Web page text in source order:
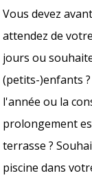
Vous devez
attendez de
jours ou
(petits-)enfants
l'année ou la
prolongement
terrasse ?
piscine dans